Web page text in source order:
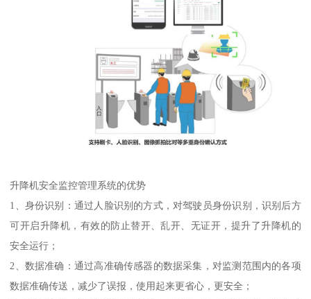
升降机安全监控管理系统的优势
1、身份识别：通过人脸识别的方式，对驾驶员身份识别，识别后方
可开启升降机，有效的防止替开、乱开、无证开，提升了升降机的
安全运行；
2、数据准确：通过高准确传感器的数据采集，对监测范围内的各项
数据准确传送，减少了误报，使用起来更省心，更安全；